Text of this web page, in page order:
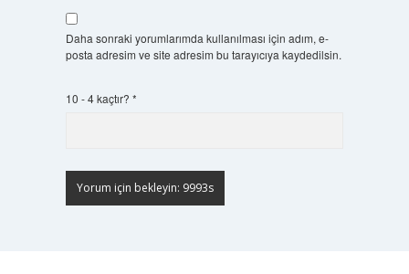
Daha sonraki yorumlarımda kullanılması için adım, e-
posta adresim ve site adresim bu tarayıcıya kaydedilsin.
10 - 4 kaçtır? *